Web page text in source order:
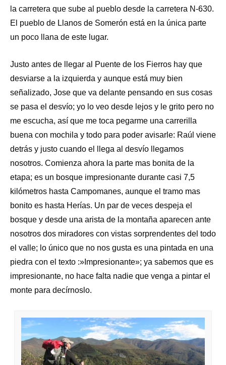
la carretera que sube al pueblo desde la carretera N-630.
El pueblo de Llanos de Somerón está en la única parte
un poco llana de este lugar.
Justo antes de llegar al Puente de los Fierros hay que
desviarse a la izquierda y aunque está muy bien
señalizado, Jose que va delante pensando en sus cosas
se pasa el desvío; yo lo veo desde lejos y le grito pero no
me escucha, así que me toca pegarme una carrerilla
buena con mochila y todo para poder avisarle: Raúl viene
detrás y justo cuando el llega al desvío llegamos
nosotros. Comienza ahora la parte mas bonita de la
etapa; es un bosque impresionante durante casi 7,5
kilómetros hasta Campomanes, aunque el tramo mas
bonito es hasta Herías. Un par de veces despeja el
bosque y desde una arista de la montaña aparecen ante
nosotros dos miradores con vistas sorprendentes del todo
el valle; lo único que no nos gusta es una pintada en una
piedra con el texto :»Impresionante»; ya sabemos que es
impresionante, no hace falta nadie que venga a pintar el
monte para decírnoslo.